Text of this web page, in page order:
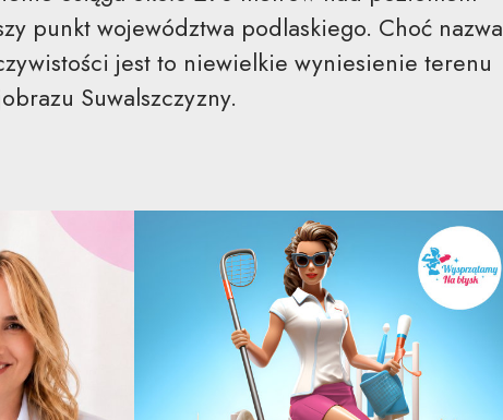
punkt województwa podlaskiego. Choć nazwa
jest to niewielkie wyniesienie terenu
Suwalszczyzny.